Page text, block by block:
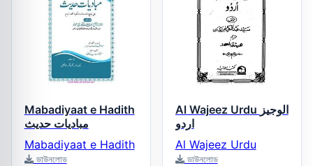
Mabadiyaat e Hadith
مبادیات حدیث
Mabadiyaat e Hadith
ডাউনলোড
Al Wajeez Urdu الوجیز
اردو
Al Wajeez Urdu
ডাউনলোড